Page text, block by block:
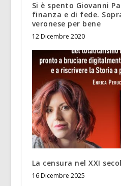
Si è spento Giovanni
finanza e di fede.
veronese per bene
12 Dicembre 2020
La censura nel XXI
16 Dicembre 2025